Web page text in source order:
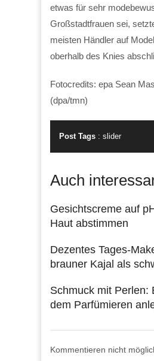
etwas für sehr
Großstadtfrauen sei,
meisten Händler auf
oberhalb des Knies
Fotocredits: epa Sean
(dpa/tmn)
Post Tags : slider
Auch
Gesichtscreme auf
Haut abstimmen
Dezentes Tages-
brauner Kajal als
Schmuck mit Perlen:
dem Parfümieren
Kommentieren nicht